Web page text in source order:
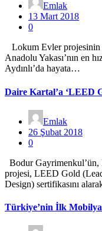
Emlak
13 Mart 2018
0
Lokum Evler projesinin
Anadolu Yakası’nın en
Aydınlı’da hayata…
Daire Kartal’a ‘LEED
Emlak
26 Şubat 2018
0
Bodur Gayrimenkul’ün,
projesi, LEED Gold
Design) sertifikasını
Türkiye’nin İlk Mobilya